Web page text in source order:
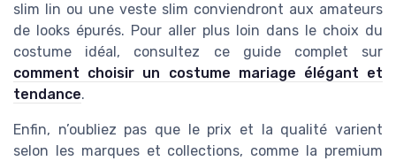
slim lin ou une veste slim conviendront aux amateurs
de looks épurés. Pour aller plus loin dans le choix du
costume idéal, consultez ce guide complet sur
comment choisir un costume mariage élégant et
tendance.
Enfin, n’oubliez pas que le prix et la qualité varient
selon les marques et collections, comme la premium